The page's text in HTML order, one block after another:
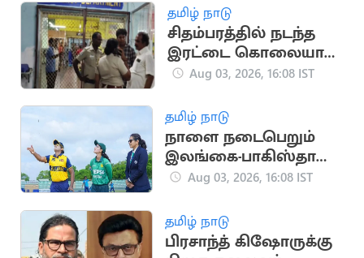
தமிழ் நாடு
சிதம்பரத்தில் நடந்த
இரட்டை கொலையால்
பரபரப்பு
Aug 03, 2026, 16:08 IST
தமிழ் நாடு
நாளை நடைபெறும்
இலங்கை-பாகிஸ்தான்
மகளிர் கடைசி டி20
Aug 03, 2026, 16:08 IST
தமிழ் நாடு
பிரசாந்த் கிஷோருக்கு